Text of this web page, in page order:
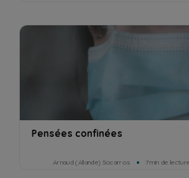
Pensées confinées
Arnaud (Allande) Socarros 7min de lecture